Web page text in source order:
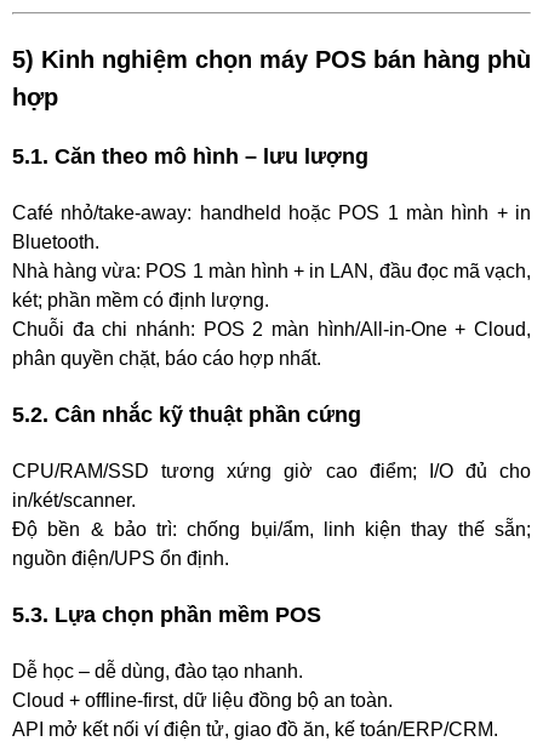
5) Kinh nghiệm chọn máy POS bán hàng phù
hợp
5.1. Căn theo mô hình – lưu lượng
Café nhỏ/take-away: handheld hoặc POS 1 màn hình + in
Bluetooth.
Nhà hàng vừa: POS 1 màn hình + in LAN, đầu đọc mã vạch,
két; phần mềm có định lượng.
Chuỗi đa chi nhánh: POS 2 màn hình/All-in-One + Cloud,
phân quyền chặt, báo cáo hợp nhất.
5.2. Cân nhắc kỹ thuật phần cứng
CPU/RAM/SSD tương xứng giờ cao điểm; I/O đủ cho
in/két/scanner.
Độ bền & bảo trì: chống bụi/ẩm, linh kiện thay thế sẵn;
nguồn điện/UPS ổn định.
5.3. Lựa chọn phần mềm POS
Dễ học – dễ dùng, đào tạo nhanh.
Cloud + offline-first, dữ liệu đồng bộ an toàn.
API mở kết nối ví điện tử, giao đồ ăn, kế toán/ERP/CRM.